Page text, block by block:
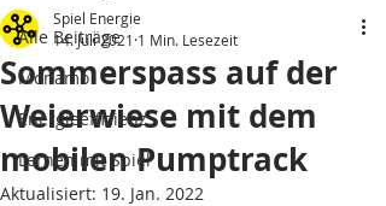
Alle Beiträge
Monamo
Energieeffizienz
Lernen mit Spiel
Sommerspass auf der
Weierwiese mit dem
mobilen Pumptrack
Spiel Energie
14. Juli 2021 1 Min. Lesezeit
Aktualisiert: 19. Jan. 2022